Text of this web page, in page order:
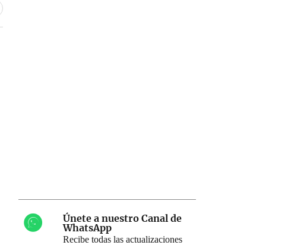
Únete a nuestro Canal de
WhatsApp
Recibe todas las actualizaciones